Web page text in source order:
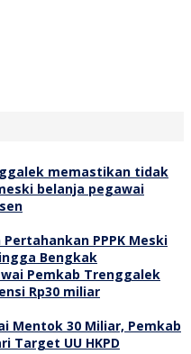
PPPK Meski
Bengkak
Mentok 30 Miliar, Pemkab
Target UU HKPD